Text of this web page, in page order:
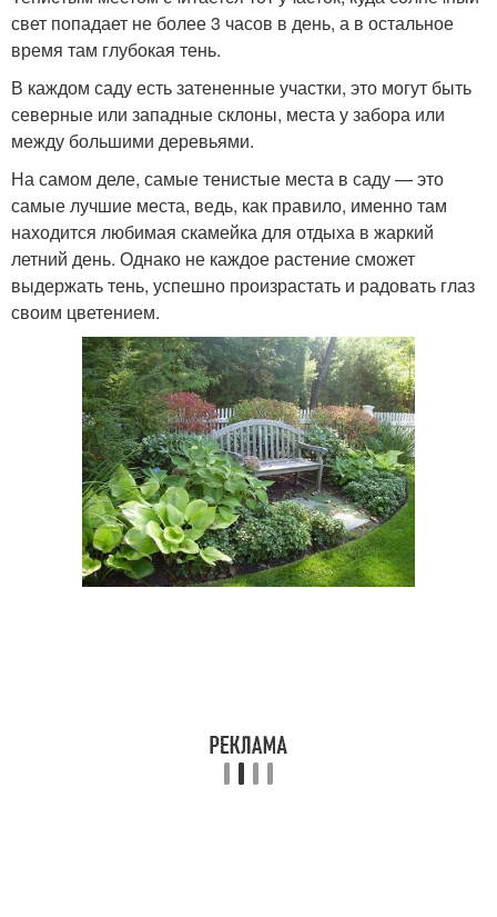
свет попадает не более 3 часов в день, а в остальное
время там глубокая тень.
В каждом саду есть затененные участки, это могут быть
северные или западные склоны, места у забора или
между большими деревьями.
На самом деле, самые тенистые места в саду — это
самые лучшие места, ведь, как правило, именно там
находится любимая скамейка для отдыха в жаркий
летний день. Однако не каждое растение сможет
выдержать тень, успешно произрастать и радовать глаз
своим цветением.